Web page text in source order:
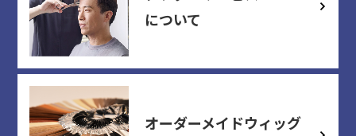
について
オーダーメイドウィッグ